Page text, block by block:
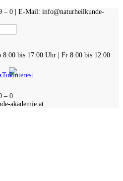
– 0 | E-Mail: info@naturheilkunde-
8:00 bis 17:00 Uhr | Fr 8:00 bis 12:00
– 0
akademie.at